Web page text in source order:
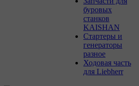
буровых
станков
KAISHAN
Стартеры и
генераторы
разное
Ходовая часть
для Liebherr